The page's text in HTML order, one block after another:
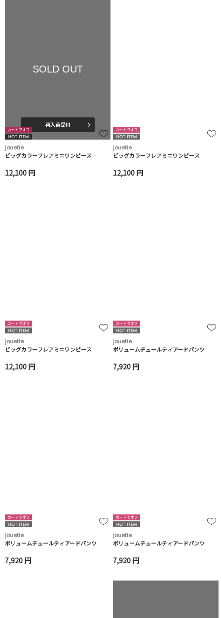
SOLD OUT
再入荷受付
jouetie
ビッグカラーフレアミニワンピース
12,100 円
jouetie
ビッグカラーフレアミニワンピース
12,100 円
jouetie
ビッグカラーフレアミニワンピース
12,100 円
jouetie
ボリュームチュールティアードパンツ
7,920 円
jouetie
ボリュームチュールティアードパンツ
7,920 円
jouetie
ボリュームチュールティアードパンツ
7,920 円